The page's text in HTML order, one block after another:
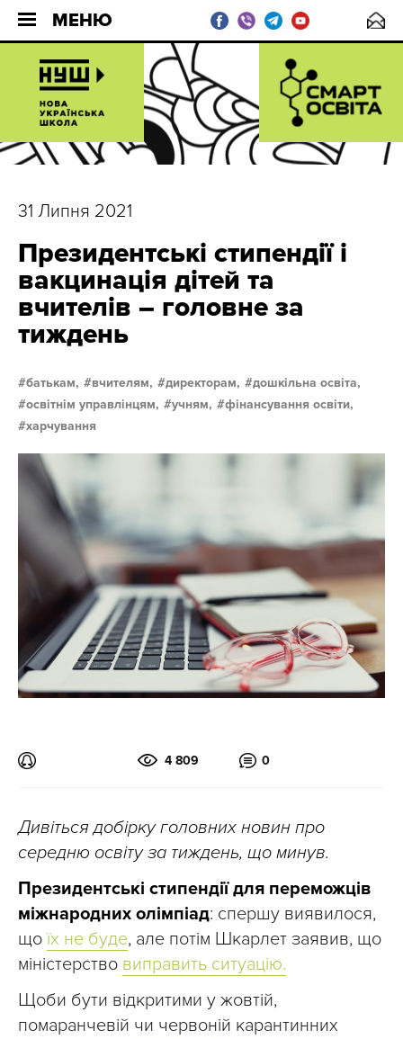
МЕНЮ
31 Липня 2021
Президентські стипендії і
вакцинація дітей та
вчителів – головне за
тиждень
батькам, вчителям, директорам,
дошкільна освіта,
освітнім управлінцям,
учням,
фінансування освіти,
харчування
4 809 0
Дивіться добірку головних новин про
середню освіту за тиждень, що минув.
Президентські стипендії для переможців
міжнародних олімпіад: спершу виявилося,
щоїх не буде, але потім Шкарлет заявив, що
міністерство виправить ситуацію.
Щоби бути відкритими у жовтій,
помаранчевій чи червоній карантинних